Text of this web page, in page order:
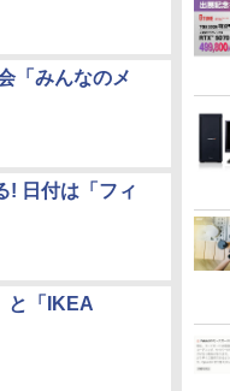
「みんなのメ
! 日付は「フィ
と「IKEA